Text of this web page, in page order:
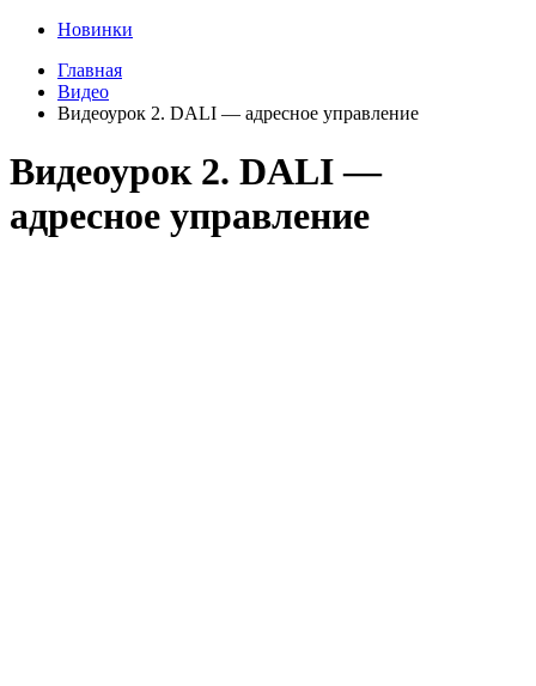
Новинки
Главная
Видео
Видеоурок 2. DALI — адресное управление
Видеоурок 2. DALI —
адресное управление